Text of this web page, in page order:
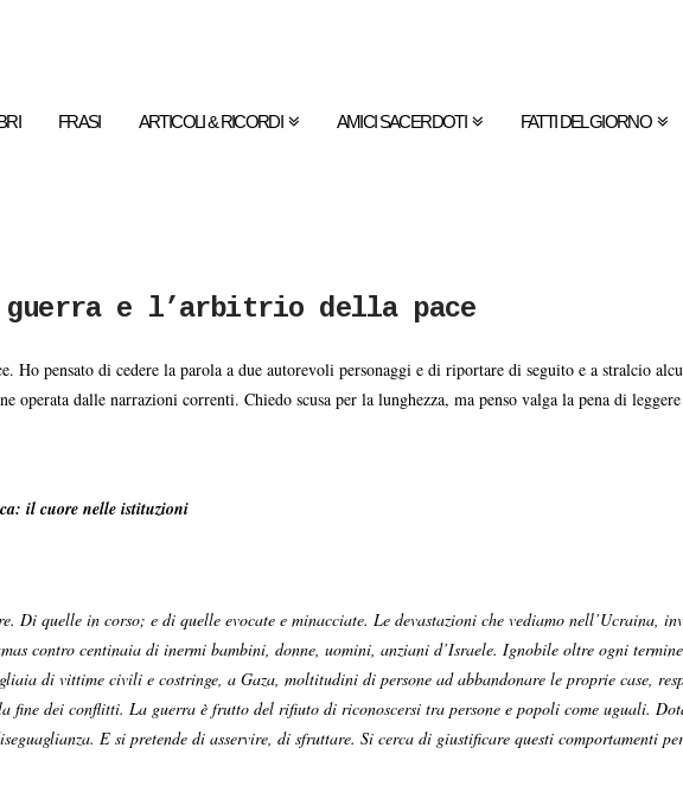
FRASI ARTICOLI & RICORDI AMICI SACERDOTI FATTI DEL GIORNO
guerra e l’arbitrio della pace
Ho pensato di cedere la parola a due autorevoli personaggi e di riportare di seguito e a stralcio
operata dalle narrazioni correnti. Chiedo scusa per la lunghezza, ma penso valga la pena di
il cuore nelle istituzioni
Di quelle in corso; e di quelle evocate e minacciate. Le devastazioni che vediamo nell’Ucraina,
contro centinaia di inermi bambini, donne, uomini, anziani d’Israele. Ignobile oltre ogni
di vittime civili e costringe, a Gaza, moltitudini di persone ad abbandonare le proprie case,
fine dei conflitti. La guerra è frutto del rifiuto di riconoscersi tra persone e popoli come uguali.
E si pretende di asservire, di sfruttare. Si cerca di giustificare questi comportamenti